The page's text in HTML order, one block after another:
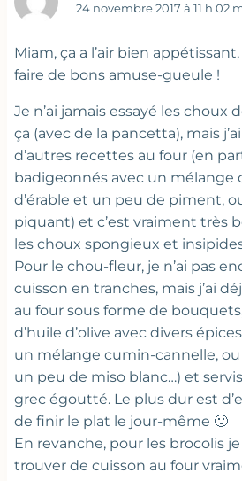
24 novembre 2017 à 11 h 02
Miam, ça a l’air bien
faire de bons amuse-gueule !
Je n’ai jamais essayé les choux
ça (avec de la pancetta), mais
d’autres recettes au four (en
badigeonnés avec un mélange
d’érable et un peu de piment,
piquant) et c’est vraiment très
les choux spongieux et
Pour le chou-fleur, je n’ai pas
cuisson en tranches, mais j’ai
au four sous forme de
d’huile d’olive avec divers
un mélange cumin-cannelle, ou
un peu de miso blanc…) et
grec égoutté. Le plus dur est
de finir le plat le jour-même 🙂
En revanche, pour les brocolis je
trouver de cuisson au four